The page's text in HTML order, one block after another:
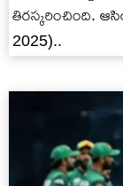
తిర‌స్క‌రించింది.
2025)..